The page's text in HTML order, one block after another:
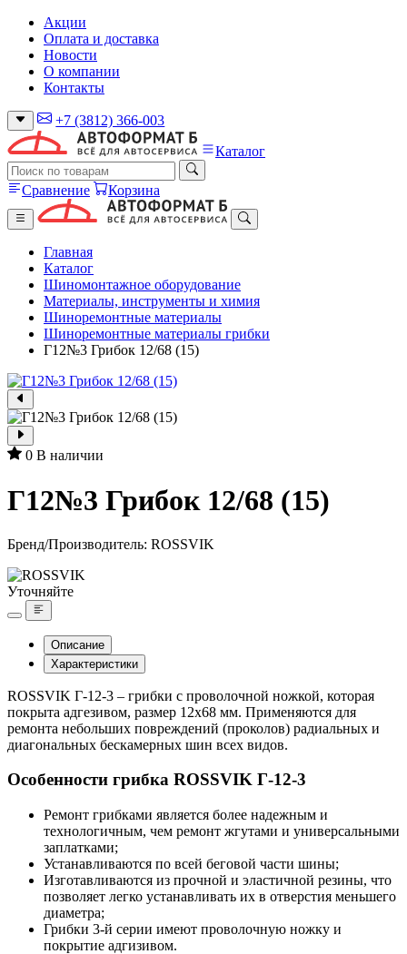
Акции
Оплата и доставка
Новости
О компании
Контакты
+7 (3812) 366-003
Каталог
Сравнение Корзина
Главная
Каталог
Шиномонтажное оборудование
Материалы, инструменты и химия
Шиноремонтные материалы
Шиноремонтные материалы грибки
Г12№3 Грибок 12/68 (15)
0 В наличии
Г12№3 Грибок 12/68 (15)
Бренд/Производитель: ROSSVIK
Уточняйте
Описание
Характеристики
ROSSVIK Г-12-3 – грибки с проволочной ножкой, которая
покрыта адгезивом, размер 12х68 мм. Применяются для
ремонта небольших повреждений (проколов) радиальных и
диагональных бескамерных шин всех видов.
Особенности грибка ROSSVIK Г-12-3
Ремонт грибками является более надежным и
технологичным, чем ремонт жгутами и универсальными
заплатками;
Устанавливаются по всей беговой части шины;
Изготавливаются из прочной и эластичной резины, что
позволяет легко устанавливать их в отверстия меньшего
диаметра;
Грибки 3-й серии имеют проволочную ножку и
покрытие адгизивом.